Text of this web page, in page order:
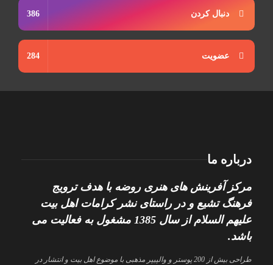
دنبال کردن 386
عضویت 284
درباره ما
مرکز آفرینش های هنری روضه با هدف ترویج
فرهنگ تشیع و در راستای نشر کرامات اهل بیت
علیهم السلام از سال 1385 مشغول به فعالیت می
باشد.
طراحی بیش از 200 پوستر و والپیپر مذهبی با موضوع اهل بیت و انتشار در